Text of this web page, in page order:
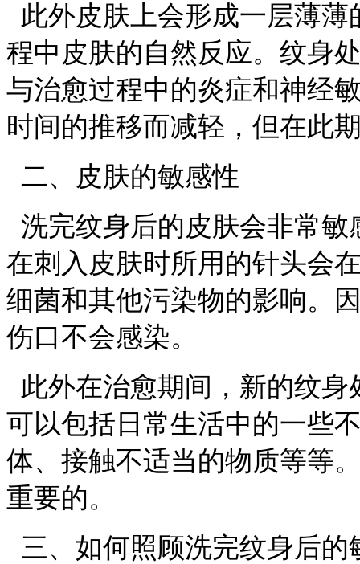
此外皮肤上会形成一层薄
程中皮肤的自然反应。纹身
与治愈过程中的炎症和神经
时间的推移而减轻，但在此
二、皮肤的敏感性
洗完纹身后的皮肤会非常
在刺入皮肤时所用的针头会
细菌和其他污染物的影响。
伤口不会感染。
此外在治愈期间，新的纹
可以包括日常生活中的一些
体、接触不适当的物质等等
重要的。
三、如何照顾洗完纹身后的